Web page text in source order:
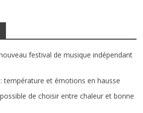
festival de musique indépendant
température et émotions en hausse
de choisir entre chaleur et bonne